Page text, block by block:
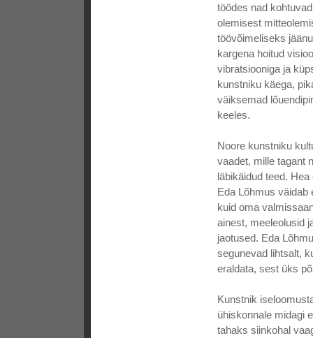
töödes nad
olemisest
töövõimeliseks
kargena hoitud
vibratsiooniga ja
kunstniku käega,
väiksemad
keeles.
Noore kunstniku
vaadet, mille tagant
läbikäidud teed.
Eda Lõhmus
kuid oma
ainest, meeleolusid
jaotused. Eda
segunevad lihtsalt,
eraldata, sest üks
Kunstnik
ühiskonnale midagi
tahaks siinkohal